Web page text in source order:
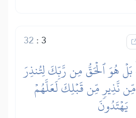
3
:
32
بَلۡ هُوَ ٱلۡحَقُّ مِن رَّبِّكَ لِتُنذِرَ
مِّن نَّذِيرٖ مِّن قَبۡلِكَ لَعَلَّهُمۡ
يَهۡتَدُونَ